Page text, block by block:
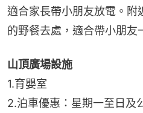
適合家長帶小朋友放電。附
的野餐去處，適合帶小朋友
山頂廣場設施
1.育嬰室
2.泊車優惠：星期一至日及